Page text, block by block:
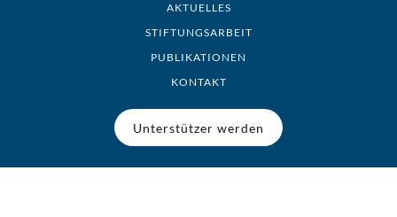
AKTUELLES
STIFTUNGSARBEIT
PUBLIKATIONEN
KONTAKT
Unterstützer werden